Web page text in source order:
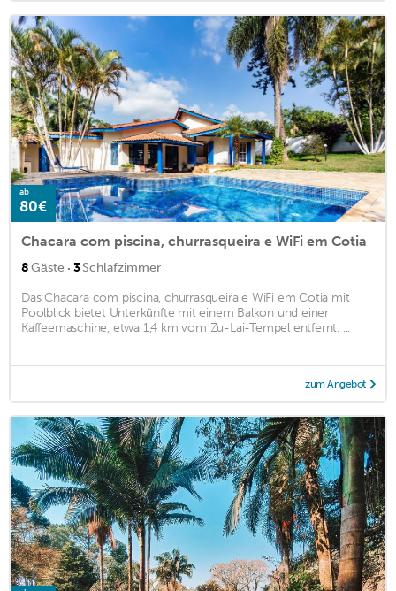
ab
80€
Chacara com piscina, churrasqueira e WiFi em Cotia
8Gäste · 3Schlafzimmer
Das Chacara com piscina, churrasqueira e WiFi em Cotia mit
Poolblick bietet Unterkünfte mit einem Balkon und einer
Kaffeemaschine, etwa 1,4 km vom Zu-Lai-Tempel entfernt. ...
zum Angebot